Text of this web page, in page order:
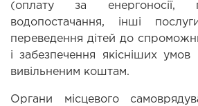
(оплату за енергоносії,
водопостачання, інші
переведення дітей до
і забезпечення якісніших умов
вивільненим коштам.
Органи місцевого